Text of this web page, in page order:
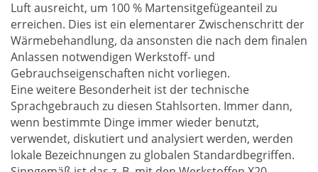
Luft ausreicht, um 100 % Martensitgefügeanteil zu
erreichen. Dies ist ein elementarer Zwischenschritt der
Wärmebehandlung, da ansonsten die nach dem finalen
Anlassen notwendigen Werkstoff- und
Gebrauchseigenschaften nicht vorliegen.
Eine weitere Besonderheit ist der technische
Sprachgebrauch zu diesen Stahlsorten. Immer dann,
wenn bestimmte Dinge immer wieder benutzt,
verwendet, diskutiert und analysiert werden, werden
lokale Bezeichnungen zu globalen Standardbegriffen.